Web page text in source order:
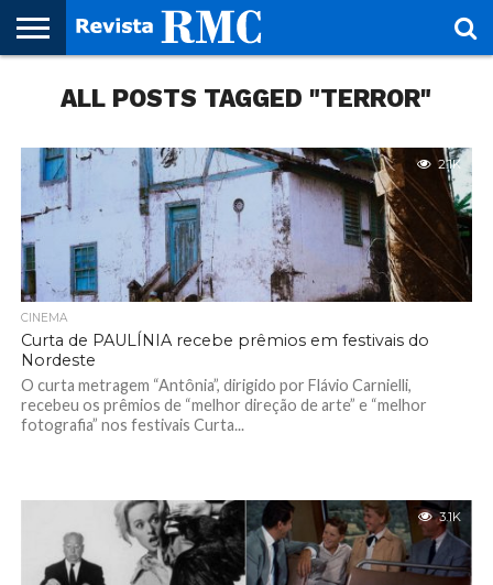
REVISTA
RMC
PROJETO
CULTURAL
RMC – 20
CIDADES
ARTE &
CULTURA
NOTÍCIAS
CORPORATIVAS
EDIÇÕES
ANTERIORES
PARCEIROS
FAÇA
FALE
CONOSCO
ALL POSTS TAGGED "TERROR"
2.1K
CINEMA
Curta de PAULÍNIA recebe prêmios em festivais do
Nordeste
O curta metragem “Antônia”, dirigido por Flávio Carnielli,
recebeu os prêmios de “melhor direção de arte” e “melhor
fotografia” nos festivais Curta...
3.1K